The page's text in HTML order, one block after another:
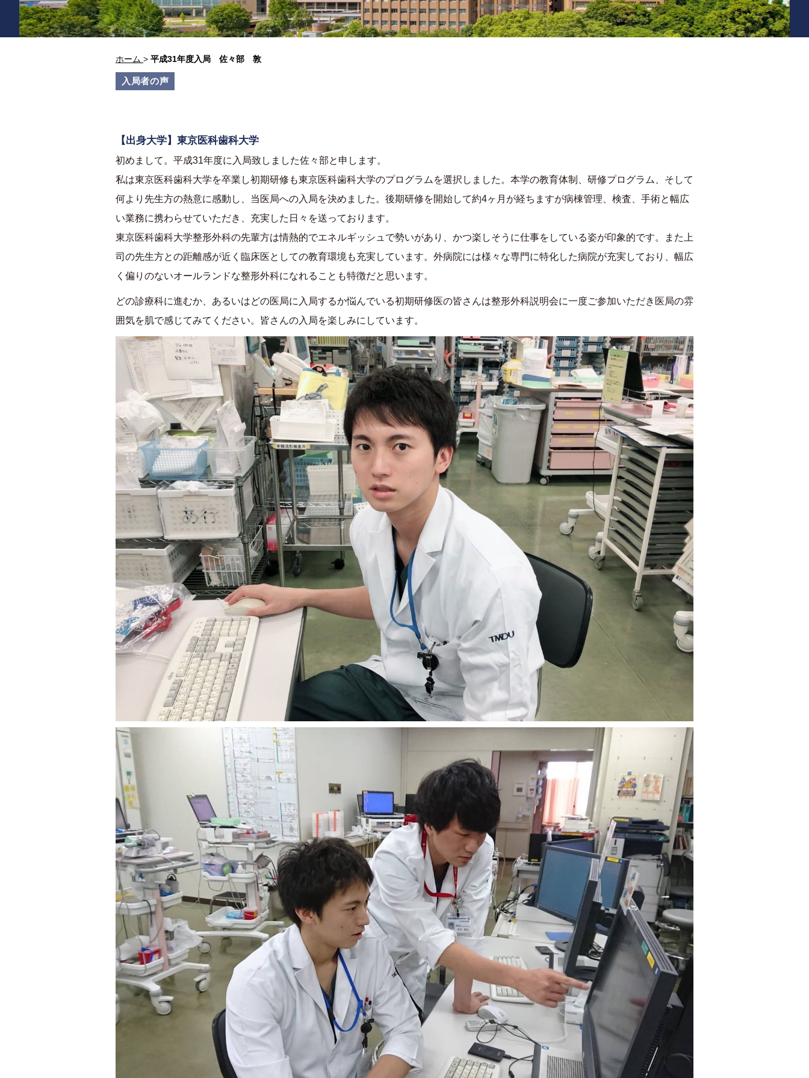
ホーム > 平成31年度入局 佐々部 敦
入局者の声
【出身大学】東京医科歯科大学
初めまして。平成31年度に入局致しました佐々部と申します。
私は東京医科歯科大学を卒業し初期研修も東京医科歯科大学のプログラムを選択しました。本学の教育体制、研修プログラム、そして
何より先生方の熱意に感動し、当医局への入局を決めました。後期研修を開始して約4ヶ月が経ちますが病棟管理、検査、手術と幅広
い業務に携わらせていただき、充実した日々を送っております。
東京医科歯科大学整形外科の先輩方は情熱的でエネルギッシュで勢いがあり、かつ楽しそうに仕事をしている姿が印象的です。また上
司の先生方との距離感が近く臨床医としての教育環境も充実しています。外病院には様々な専門に特化した病院が充実しており、幅広
く偏りのないオールランドな整形外科になれることも特徴だと思います。
どの診療科に進むか、あるいはどの医局に入局するか悩んでいる初期研修医の皆さんは整形外科説明会に一度ご参加いただき医局の雰
囲気を肌で感じてみてください。皆さんの入局を楽しみにしています。